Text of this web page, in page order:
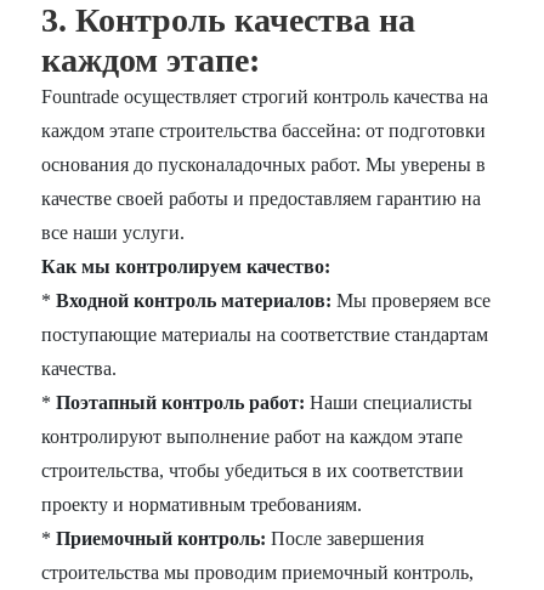
3. Контроль качества на
каждом этапе:
Fountrade осуществляет строгий контроль качества на
каждом этапе строительства бассейна: от подготовки
основания до пусконаладочных работ. Мы уверены в
качестве своей работы и предоставляем гарантию на
все наши услуги.
Как мы контролируем качество:
*Входной контроль материалов: Мы проверяем все
поступающие материалы на соответствие стандартам
качества.
*Поэтапный контроль работ: Наши специалисты
контролируют выполнение работ на каждом этапе
строительства, чтобы убедиться в их соответствии
проекту и нормативным требованиям.
*Приемочный контроль: После завершения
строительства мы проводим приемочный контроль,